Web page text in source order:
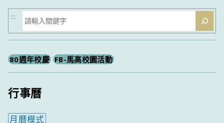
搜
尋
:::
80週年校慶 FB-馬高校園活動
行事曆
月曆模式